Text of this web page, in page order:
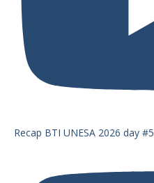
Recap BTI UNESA 2026 day #5